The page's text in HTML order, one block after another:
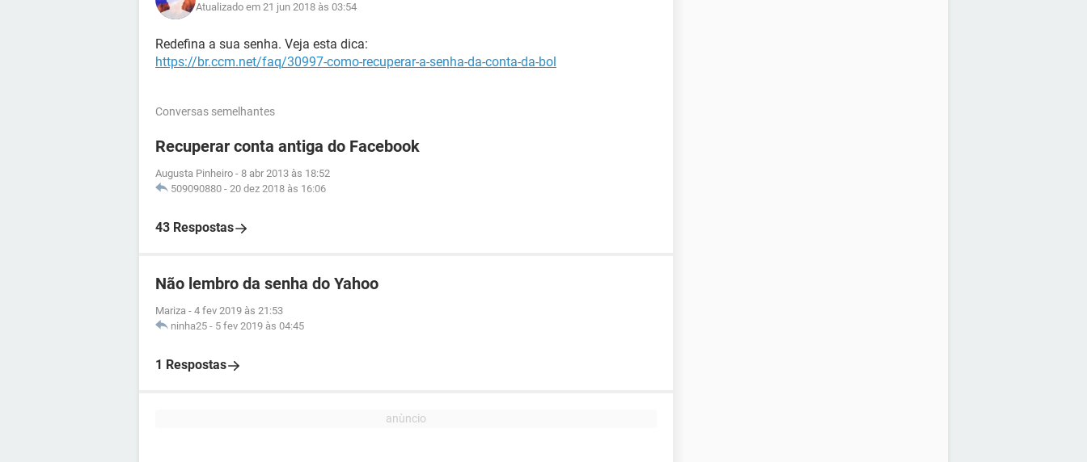
Atualizado em 21 jun 2018 às 03:54
Redefina a sua senha. Veja esta dica:
https://br.ccm.net/faq/30997-como-recuperar-a-senha-da-conta-da-bol
Conversas semelhantes
Recuperar conta antiga do Facebook
Augusta Pinheiro - 8 abr 2013 às 18:52
509090880 - 20 dez 2018 às 16:06
43 Respostas
Não lembro da senha do Yahoo
Mariza - 4 fev 2019 às 21:53
ninha25 - 5 fev 2019 às 04:45
1 Respostas